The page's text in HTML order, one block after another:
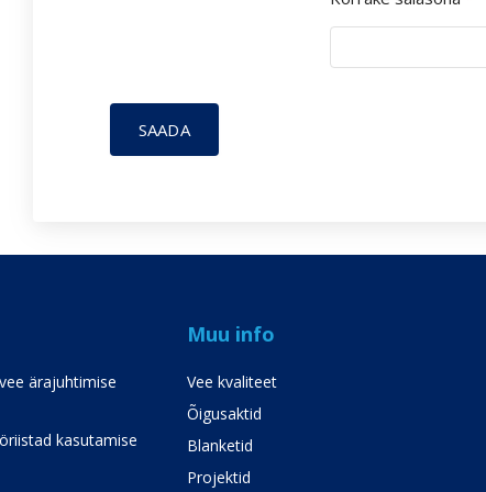
SAADA
ärajuhtimise
kasutamise
Muu info
Vee kvaliteet
Õigusaktid
Blanketid
Projektid